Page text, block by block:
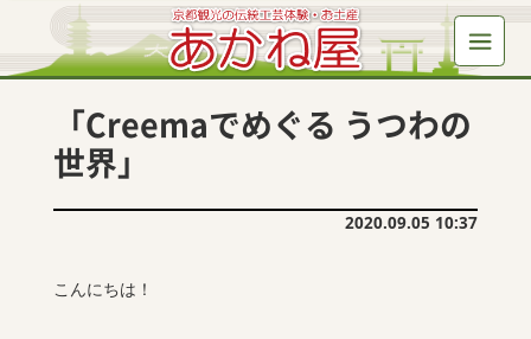
「Creemaでめぐる うつわの
世界」
2020.09.05 10:37
こんにちは！